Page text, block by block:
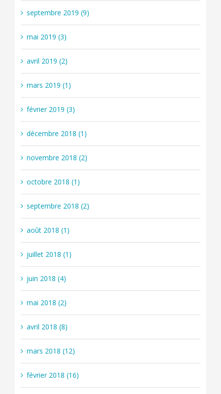
septembre 2019 (9)
mai 2019 (3)
avril 2019 (2)
mars 2019 (1)
février 2019 (3)
décembre 2018 (1)
novembre 2018 (2)
octobre 2018 (1)
septembre 2018 (2)
août 2018 (1)
juillet 2018 (1)
juin 2018 (4)
mai 2018 (2)
avril 2018 (8)
mars 2018 (12)
février 2018 (16)